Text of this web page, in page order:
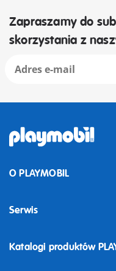
Zapraszamy do
skorzystania z
O PLAYMOBIL
Serwis
Katalogi produktów